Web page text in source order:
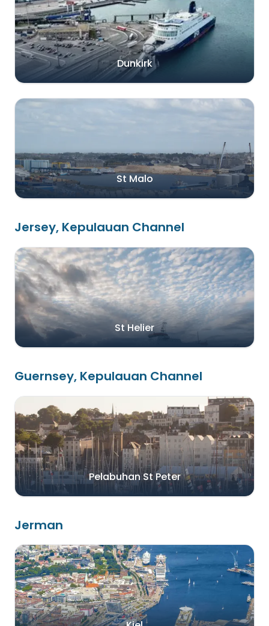
Dunkirk
St Malo
Jersey, Kepulauan Channel
St Helier
Guernsey, Kepulauan Channel
Pelabuhan St Peter
Jerman